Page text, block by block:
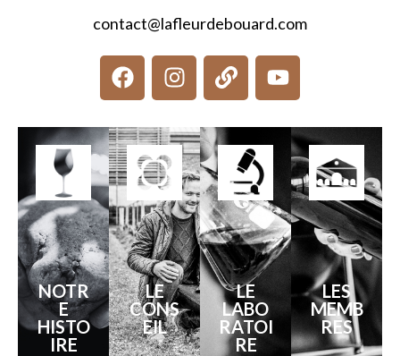
contact@lafleurdebouard.com
NOTR
E
HISTO
IRE
LE
CONS
EIL
LE
LABO
RATOI
RE
LES
MEMB
RES